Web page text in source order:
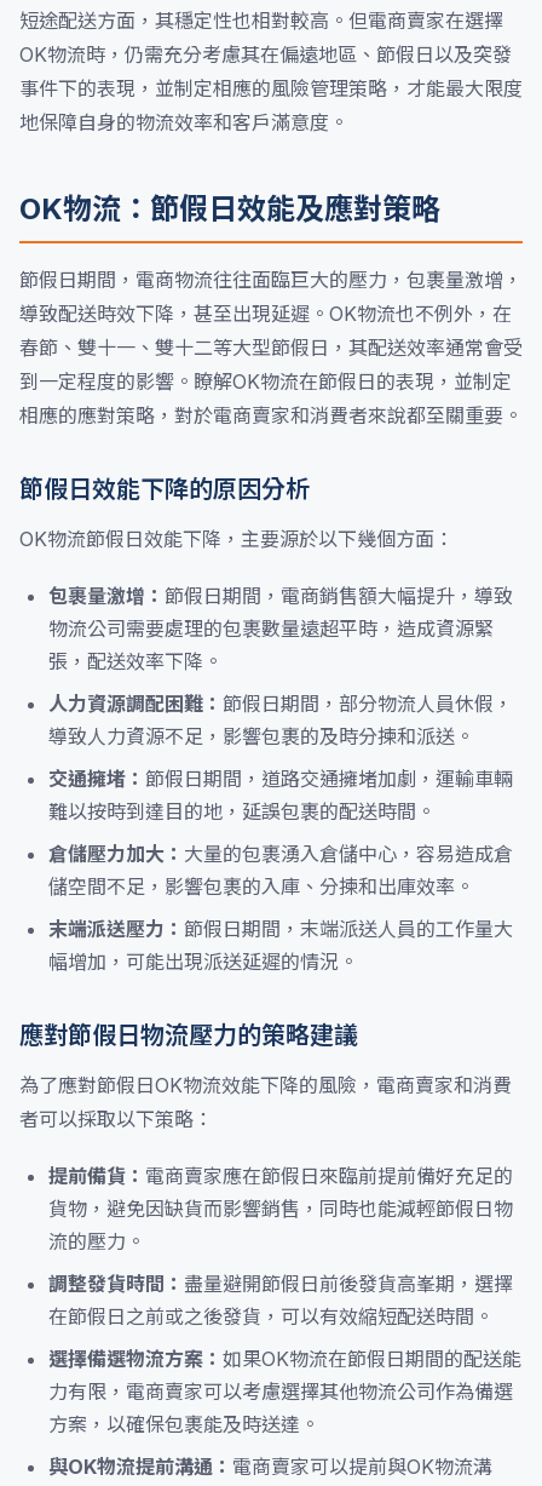
短途配送方面，其穩定性也相對較高。但電商賣家在選擇
OK物流時，仍需充分考慮其在偏遠地區、節假日以及突發
事件下的表現，並制定相應的風險管理策略，才能最大限度
地保障自身的物流效率和客戶滿意度。
OK物流：節假日效能及應對策略
節假日期間，電商物流往往面臨巨大的壓力，包裹量激增，
導致配送時效下降，甚至出現延遲。OK物流也不例外，在
春節、雙十一、雙十二等大型節假日，其配送效率通常會受
到一定程度的影響。瞭解OK物流在節假日的表現，並制定
相應的應對策略，對於電商賣家和消費者來說都至關重要。
節假日效能下降的原因分析
OK物流節假日效能下降，主要源於以下幾個方面：
包裹量激增： 節假日期間，電商銷售額大幅提升，導致
物流公司需要處理的包裹數量遠超平時，造成資源緊
張，配送效率下降。
人力資源調配困難： 節假日期間，部分物流人員休假，
導致人力資源不足，影響包裹的及時分揀和派送。
交通擁堵： 節假日期間，道路交通擁堵加劇，運輸車輛
難以按時到達目的地，延誤包裹的配送時間。
倉儲壓力加大： 大量的包裹湧入倉儲中心，容易造成倉
儲空間不足，影響包裹的入庫、分揀和出庫效率。
末端派送壓力： 節假日期間，末端派送人員的工作量大
幅增加，可能出現派送延遲的情況。
應對節假日物流壓力的策略建議
為了應對節假日OK物流效能下降的風險，電商賣家和消費
者可以採取以下策略：
提前備貨： 電商賣家應在節假日來臨前提前備好充足的
貨物，避免因缺貨而影響銷售，同時也能減輕節假日物
流的壓力。
調整發貨時間： 盡量避開節假日前後發貨高峯期，選擇
在節假日之前或之後發貨，可以有效縮短配送時間。
選擇備選物流方案： 如果OK物流在節假日期間的配送能
力有限，電商賣家可以考慮選擇其他物流公司作為備選
方案，以確保包裹能及時送達。
與OK物流提前溝通： 電商賣家可以提前與OK物流溝